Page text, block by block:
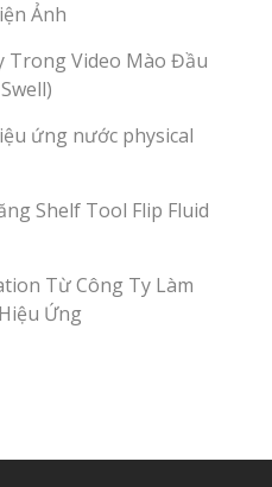
Ảnh
Trong Video Mào Đầu
ứng nước physical
Shelf Tool Flip Fluid
Từ Công Ty Làm
Ứng